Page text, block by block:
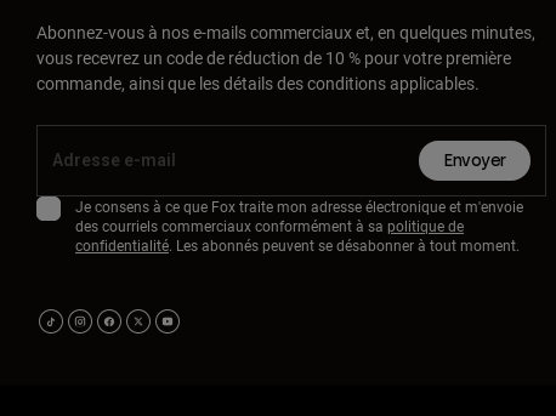
Abonnez-vous à nos e-mails commerciaux et, en quelques minutes,
vous recevrez un code de réduction de 10 % pour votre première
commande, ainsi que les détails des conditions applicables.
Envoyer
Je consens à ce que Fox traite mon adresse électronique et m'envoie
des courriels commerciaux conformément à sa politique de
confidentialité. Les abonnés peuvent se désabonner à tout moment.